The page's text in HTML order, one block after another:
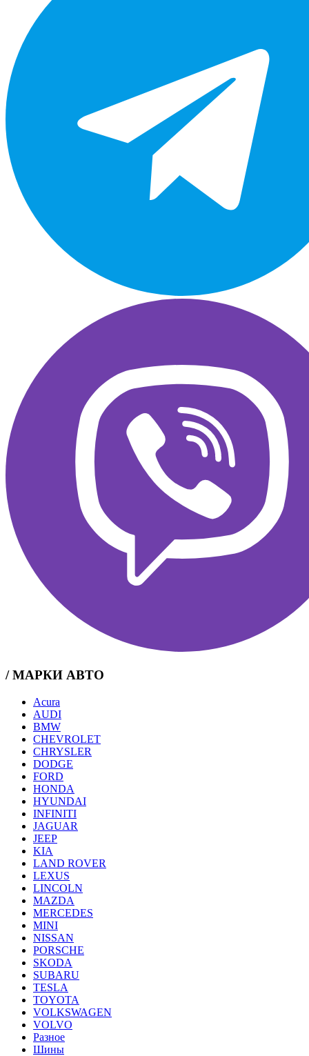
/ МАРКИ АВТО
Acura
AUDI
BMW
CHEVROLET
CHRYSLER
DODGE
FORD
HONDA
HYUNDAI
INFINITI
JAGUAR
JEEP
KIA
LAND ROVER
LEXUS
LINCOLN
MAZDA
MERCEDES
MINI
NISSAN
PORSCHE
SKODA
SUBARU
TESLA
TOYOTA
VOLKSWAGEN
VOLVO
Разное
Шины